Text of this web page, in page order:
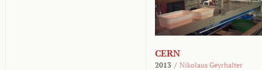
CERN
2013 / Nikolaus Geyrhalter